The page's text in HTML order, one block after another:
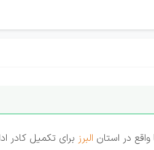
در استان البرز برای تکمیل کادر